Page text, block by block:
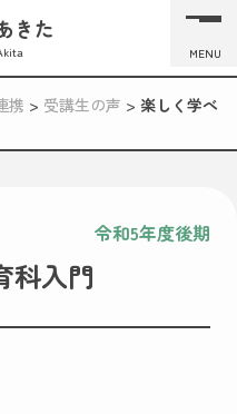
きた
MENU
携 > 受講生の声 > 楽しく学べ
令和5年度後期
科入門